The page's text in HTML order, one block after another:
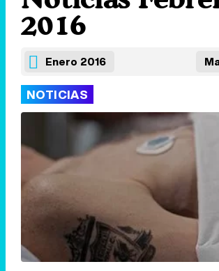
2016
Enero 2016
NOTICIAS